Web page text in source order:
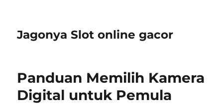
Jagonya Slot online gacor
Panduan Memilih Kamera
Digital untuk Pemula